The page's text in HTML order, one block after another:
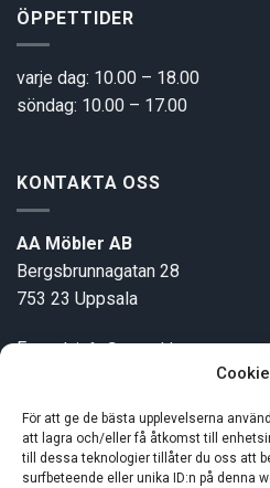
För att ge de bästa upplevelserna
att lagra och/eller få åtkomst till
till dessa teknologier tillåter du oss att
surfbeteende eller unika ID:n på denna
ÖPPETTIDER
varje dag: 10.00 – 18.00
söndag: 10.00 – 17.00
KONTAKTA OSS
AA Möbler AB
Bergsbrunnagatan 28
753 23 Uppsala
E-post:info@aamobler.se
INFORMATION